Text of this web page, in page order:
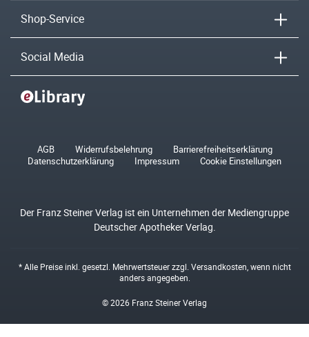
Shop-Service
Social Media
AGB Widerrufsbelehrung
Barrierefreiheitserklärung
Datenschutzerklärung
Impressum Cookie Einstellungen
Der Franz Steiner Verlag ist ein Unternehmen der Mediengruppe
Deutscher Apotheker Verlag.
* Alle Preise inkl. gesetzl. Mehrwertsteuer zzgl. Versandkosten , wenn nicht
anders angegeben.
© 2026 Franz Steiner Verlag